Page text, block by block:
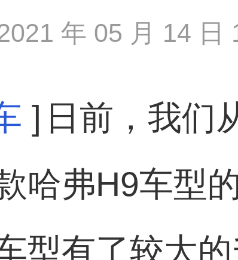
年 05 月 14 日
] 日前，我们
哈弗H9车型
型有了较大